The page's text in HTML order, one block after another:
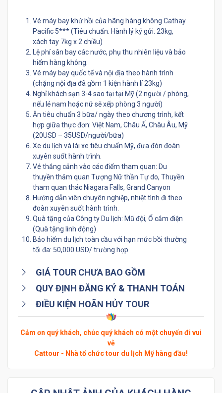
Vé máy bay khứ hồi của hãng hàng không Cathay
Pacific 5*** (Tiêu chuẩn: Hành lý ký gửi: 23kg,
xách tay 7kg x 2 chiều)
Lệ phí sân bay các nước, phụ thu nhiên liệu và bảo
hiểm hàng không.
Vé máy bay quốc tế và nội địa theo hành trình
(chặng nội địa đã gồm 1 kiện hành lí 23kg)
Nghỉ khách sạn 3-4 sao tại tại Mỹ (2 người / phòng,
nếu lẻ nam hoặc nữ sẽ xếp phòng 3 người)
Ăn tiêu chuẩn 3 bữa/ ngày theo chương trình, kết
hợp giữa thực đơn: Việt Nam, Châu Ấ, Châu Âu, Mỹ
(20USD – 35USD/người/bữa)
Xe du lịch và lái xe tiêu chuẩn Mỹ, đưa đón đoàn
xuyên suốt hành trình.
Vé thắng cảnh vào các điểm tham quan: Du
thuyền thăm quan Tượng Nữ thần Tự do, Thuyền
tham quan thác Niagara Falls, Grand Canyon
Hướng dẫn viên chuyên nghiệp, nhiệt tình đi theo
đoàn xuyên suốt hành trình.
Quà tặng của Công ty Du lịch: Mũ đội, Ổ cắm điện
(Quà tặng linh động)
Bảo hiểm du lịch toàn cầu với hạn mức bồi thường
tối đa: 50,000 USD/ trường hợp
GIÁ TOUR CHƯA BAO GỒM
QUY ĐỊNH ĐĂNG KÝ & THANH TOÁN
ĐIỀU KIỆN HOÃN HỦY TOUR
Cảm ơn quý khách, chúc quý khách có một chuyến đi vui
vẻ
Cattour - Nhà tổ chức tour du lịch Mỹ hàng đầu!